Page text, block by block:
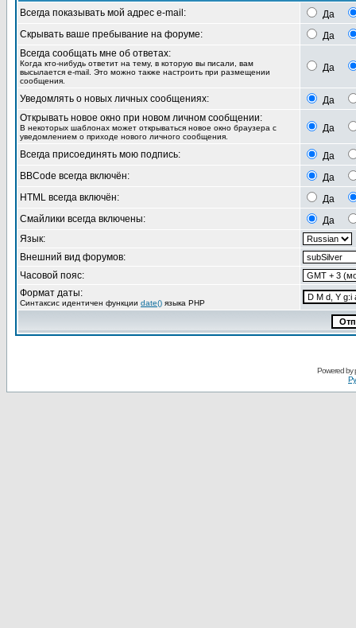
Всегда показывать мой адрес e-mail:
Да
Скрывать ваше пребывание на форуме:
Да
Всегда сообщать мне об ответах:
Когда кто-нибудь ответит на тему, в которую вы писали, вам
высылается e-mail. Это можно также настроить при размещении
сообщения.
Да
Уведомлять о новых личных сообщениях:
Да
Открывать новое окно при новом личном сообщении:
В некоторых шаблонах может открываться новое окно браузера с
уведомлением о приходе нового личного сообщения.
Да
Всегда присоединять мою подпись:
Да
BBCode всегда включён:
Да
HTML всегда включён:
Да
Смайлики всегда включены:
Да
Язык:
Внешний вид форумов:
Часовой пояс:
Формат даты:
Синтаксис идентичен функции date() языка PHP
Powered by